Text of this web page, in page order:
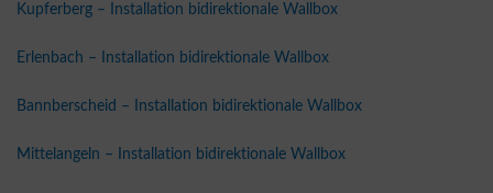
Kupferberg – Installation bidirektionale Wallbox
Erlenbach – Installation bidirektionale Wallbox
Bannberscheid – Installation bidirektionale Wallbox
Mittelangeln – Installation bidirektionale Wallbox